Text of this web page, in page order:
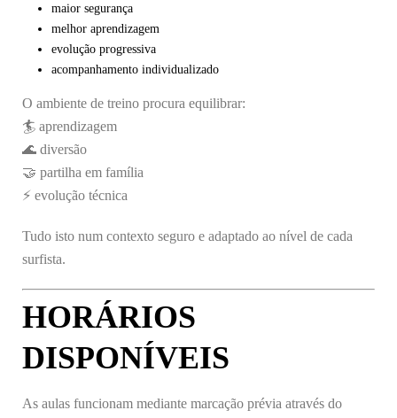
maior segurança
melhor aprendizagem
evolução progressiva
acompanhamento individualizado
O ambiente de treino procura equilibrar:
🏄 aprendizagem
🌊 diversão
🤝 partilha em família
⚡ evolução técnica
Tudo isto num contexto seguro e adaptado ao nível de cada
surfista.
HORÁRIOS
DISPONÍVEIS
As aulas funcionam mediante marcação prévia através do